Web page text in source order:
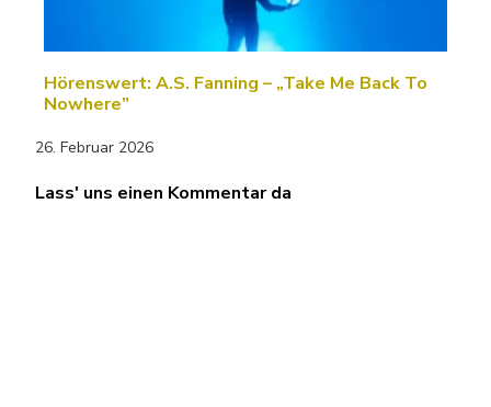
Hörenswert: A.S. Fanning – „Take Me Back To
Nowhere”
26. Februar 2026
Lass' uns einen Kommentar da